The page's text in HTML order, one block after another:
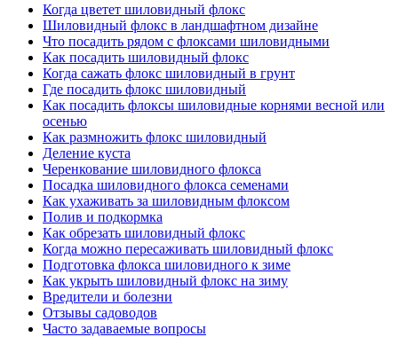
Когда цветет шиловидный флокс
Шиловидный флокс в ландшафтном дизайне
Что посадить рядом с флоксами шиловидными
Как посадить шиловидный флокс
Когда сажать флокс шиловидный в грунт
Где посадить флокс шиловидный
Как посадить флоксы шиловидные корнями весной или
осенью
Как размножить флокс шиловидный
Деление куста
Черенкование шиловидного флокса
Посадка шиловидного флокса семенами
Как ухаживать за шиловидным флоксом
Полив и подкормка
Как обрезать шиловидный флокс
Когда можно пересаживать шиловидный флокс
Подготовка флокса шиловидного к зиме
Как укрыть шиловидный флокс на зиму
Вредители и болезни
Отзывы садоводов
Часто задаваемые вопросы